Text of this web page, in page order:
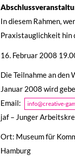
In diesem Rahmen,
Praxistauglichkeit hin
16. Februar 2008
Die Teilnahme an den
Januar 2008 wird
Email:
info@creative-
jaf – Junger
Ort: Museum für
Hamburg